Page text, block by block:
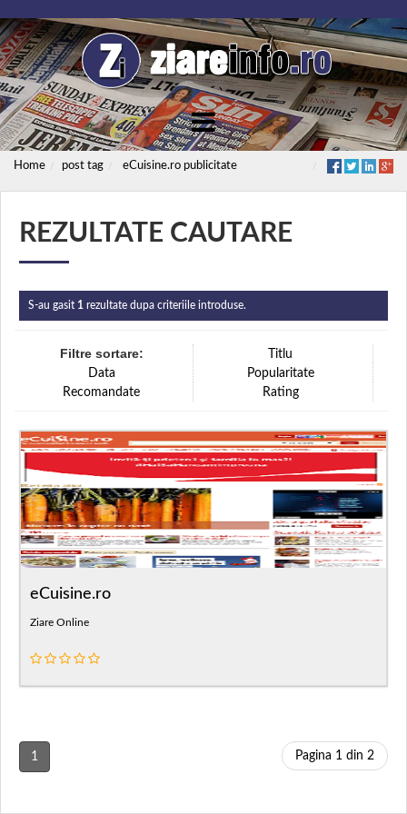
Home post tag eCuisine.ro publicitate
REZULTATE CAUTARE
S-au gasit 1 rezultate dupa criteriile introduse.
Filtre sortare:
Titlu
Data
Popularitate
Recomandate
Rating
eCuisine.ro
Ziare Online
1 Pagina 1 din 2